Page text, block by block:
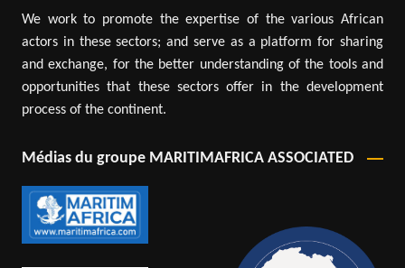
We work to promote the expertise of the various African
actors in these sectors; and serve as a platform for sharing
and exchange, for the better understanding of the tools and
opportunities that these sectors offer in the development
process of the continent.
Médias du groupe MARITIMAFRICA ASSOCIATED